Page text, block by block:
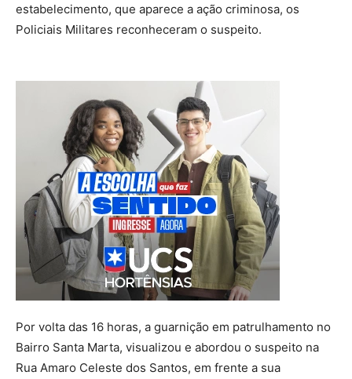
estabelecimento, que aparece a ação criminosa, os
Policiais Militares reconheceram o suspeito.
Por volta das 16 horas, a guarnição em patrulhamento no
Bairro Santa Marta, visualizou e abordou o suspeito na
Rua Amaro Celeste dos Santos, em frente a sua